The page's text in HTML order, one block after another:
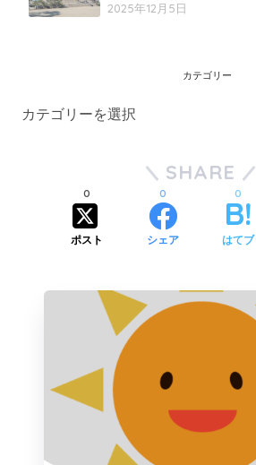
2025年12月5日
カテゴリー
SHARE
ポスト
0
シェア
0
はてブ
0